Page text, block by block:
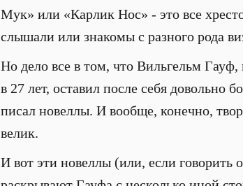
Мук» или «Карлик Нос» - это все
слышали или знакомы с разного рода
Но дело все в том, что Вильгельм
в 27 лет, оставил после себя
писал новеллы. И вообще, конечно,
велик.
И вот эти новеллы (или, если говорить